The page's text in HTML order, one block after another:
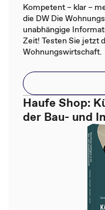
Kompetent – klar –
die DW Die
unabhängige
Zeit! Testen Sie jetzt
Wohnungswirtschaft.
Haufe Shop:
der Bau- und